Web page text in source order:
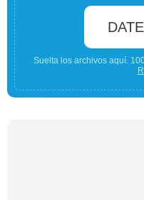
Suelta los archivos aquí.